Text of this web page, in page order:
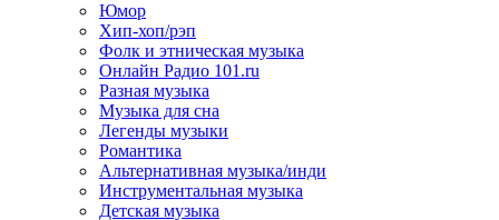
Юмор
Хип-хоп/рэп
Фолк и этническая музыка
Онлайн Радио 101.ru
Разная музыка
Музыка для сна
Легенды музыки
Романтика
Альтернативная музыка/инди
Инструментальная музыка
Детская музыка